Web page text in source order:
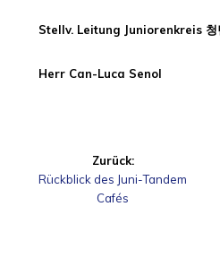
Stellv. Leitung Juniorenkreis 청
Herr Can-Luca Senol
Zurück:
Vorheriger
Rückblick des Juni-Tandem
Cafés